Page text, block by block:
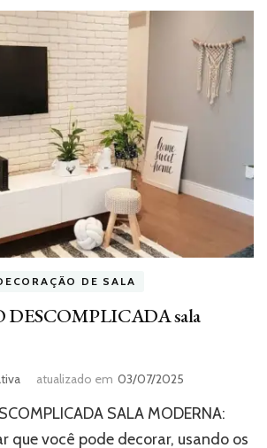
DE SALA
sala
atualizado em 03/07/2025
SALA MODERNA:
que você pode decorar, usando os